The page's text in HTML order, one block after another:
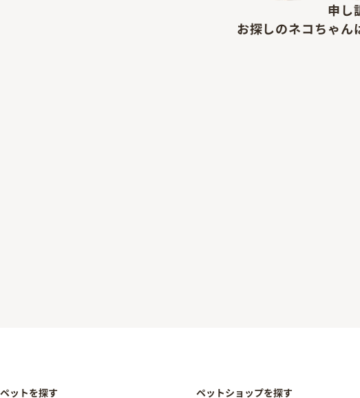
申し
お探しのネコちゃん
ペットを探す ペットショップを探す